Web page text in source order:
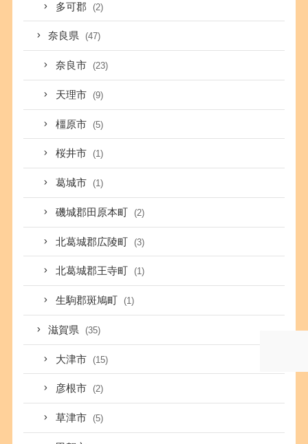
多可郡 (2)
奈良県 (47)
奈良市 (23)
天理市 (9)
橿原市 (5)
桜井市 (1)
葛城市 (1)
磯城郡田原本町 (2)
北葛城郡広陵町 (3)
北葛城郡王寺町 (1)
生駒郡斑鳩町 (1)
滋賀県 (35)
大津市 (15)
彦根市 (2)
草津市 (5)